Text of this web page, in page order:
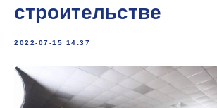
строительстве
2022-07-15 14:37